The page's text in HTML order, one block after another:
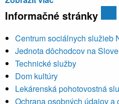
Informačné stránky
Centrum sociálnych služieb
Jednota dôchodcov na
Technické služby
Dom kultúry
Lekárenská pohotovostná
Ochrana osobných údajov a